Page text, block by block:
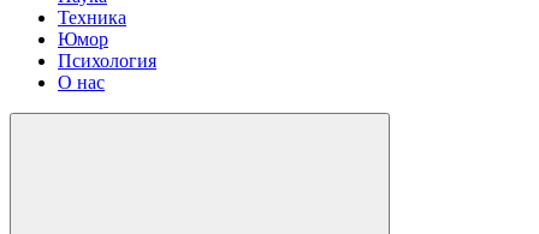
Техника
Юмор
Психология
О нас